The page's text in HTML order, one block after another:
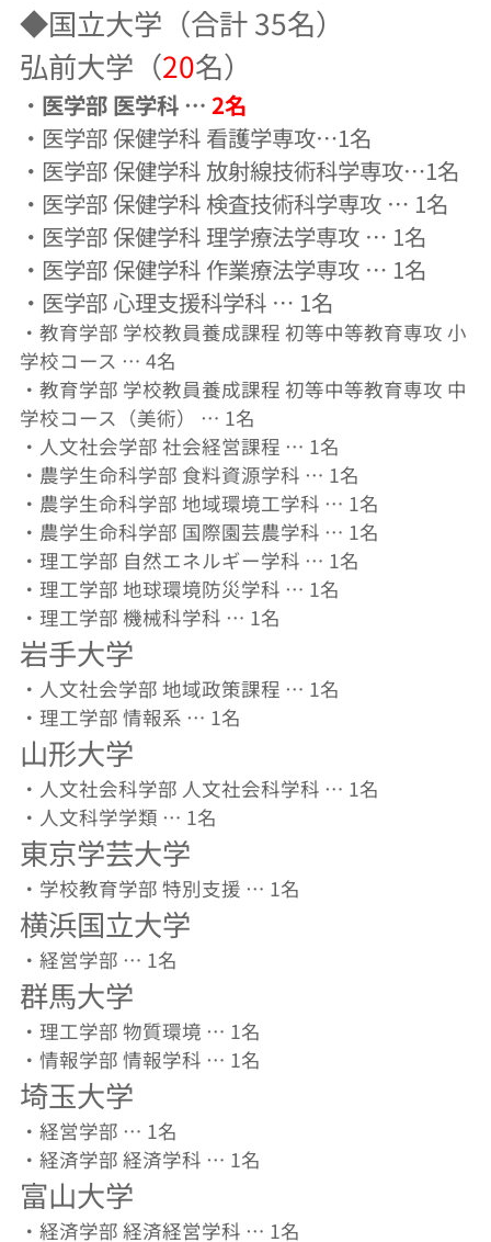
◆国立大学（合計 35名）
弘前大学（20名）
・ 医学部 医学科 … 2名
・医学部 保健学科 看護学専攻…1名
・医学部 保健学科 放射線技術科学専攻…1名
・医学部 保健学科 検査技術科学専攻 … 1名
・医学部 保健学科 理学療法学専攻 … 1名
・医学部 保健学科 作業療法学専攻 … 1名
・医学部 心理支援科学科 … 1名
・教育学部 学校教員養成課程 初等中等教育専攻 小
学校コース … 4名
・教育学部 学校教員養成課程 初等中等教育専攻 中
学校コース（美術） … 1名
・人文社会学部 社会経営課程 … 1名
・農学生命科学部 食料資源学科 … 1名
・農学生命科学部 地域環境工学科 … 1名
・農学生命科学部 国際園芸農学科 … 1名
・理工学部 自然エネルギー学科 … 1名
・理工学部 地球環境防災学科 … 1名
・理工学部 機械科学科 … 1名
岩手大学
・人文社会学部 地域政策課程 … 1名
・理工学部 情報系 … 1名
山形大学
・人文社会科学部 人文社会科学科 … 1名
・人文科学学類 … 1名
東京学芸大学
・学校教育学部 特別支援 … 1名
横浜国立大学
・経営学部 … 1名
群馬大学
・理工学部 物質環境 … 1名
・情報学部 情報学科 … 1名
埼玉大学
・経営学部 … 1名
・経済学部 経済学科 … 1名
富山大学
・経済学部 経済経営学科 … 1名